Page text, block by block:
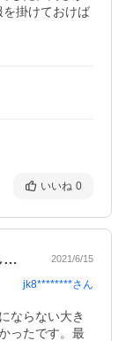
掛けておけば
いいね 0
スッキリしたデザインが気に入りました。 2021/6/15
jk8********さん
ならない大き
ったです。最